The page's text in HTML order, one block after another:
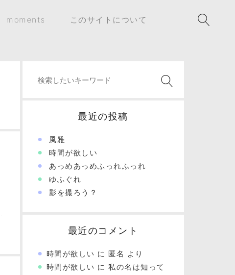
moments このサイトについて
最近の投稿
風雅
時間が欲しい
あっめあっめふっれふっれ
ゆふぐれ
影を撮ろう？
最近のコメント
時間が欲しい に 匿名 より
時間が欲しい に 私の名は知って